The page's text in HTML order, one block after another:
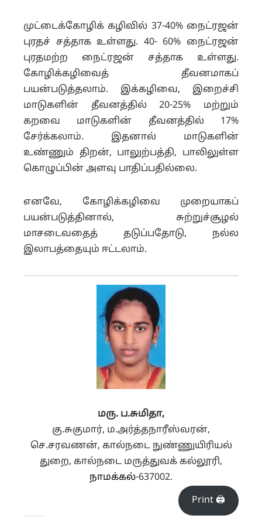
முட்டைக்கோழிக் கழிவில் 37-40% நைட்ரஜன்
புரதச் சத்தாக உள்ளது. 40- 60% நைட்ரஜன்
புரதமற்ற நைட்ரஜன் சத்தாக உள்ளது.
கோழிக்கழிவைத் தீவனமாகப்
பயன்படுத்தலாம். இக்கழிவை, இறைச்சி
மாடுகளின் தீவனத்தில் 20-25% மற்றும்
கறவை மாடுகளின் தீவனத்தில் 17%
சேர்க்கலாம். இதனால் மாடுகளின்
உண்ணும் திறன், பாலுற்பத்தி, பாலிலுள்ள
கொழுப்பின் அளவு பாதிப்பதில்லை.
எனவே, கோழிக்கழிவை முறையாகப்
பயன்படுத்தினால், சுற்றுச்சூழல்
மாசடைவதைத் தடுப்பதோடு, நல்ல
இலாபத்தையும் ஈட்டலாம்.
மரு. ப.சுமிதா,
கு.சுகுமார், ம.அர்த்தநாரீஸ்வரன்,
செ.சரவணன், கால்நடை நுண்ணுயிரியல்
துறை, கால்நடை மருத்துவக் கல்லூரி,
நாமக்கல்-637002.
Print 🖨